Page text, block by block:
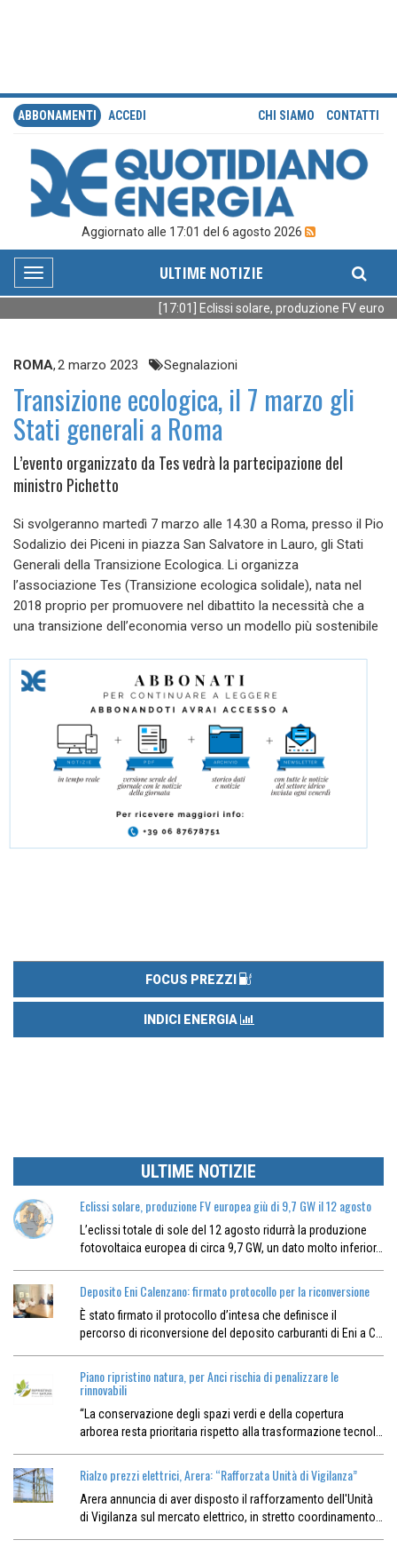
ABBONAMENTI ACCEDI CHI SIAMO CONTATTI
Aggiornato alle 17:01 del 6 agosto 2026
Toggle
navigation
ULTIME NOTIZIE
[17:01] Eclissi solare, produzione FV
ROMA,2 marzo 2023 Segnalazioni
Transizione ecologica, il 7 marzo gli
Stati generali a Roma
L’evento organizzato da Tes vedrà la partecipazione del
ministro Pichetto
Si svolgeranno martedì 7 marzo alle 14.30 a Roma, presso il Pio
Sodalizio dei Piceni in piazza San Salvatore in Lauro, gli Stati
Generali della Transizione Ecologica. Li organizza
l’associazione Tes (Transizione ecologica solidale), nata nel
2018 proprio per promuovere nel dibattito la necessità che a
una transizione dell’economia verso un modello più sostenibile
FOCUS PREZZI
INDICI ENERGIA
ULTIME NOTIZIE
Eclissi solare, produzione FV europea giù di 9,7 GW il 12 agosto
L’eclissi totale di sole del 12 agosto ridurrà la produzione
fotovoltaica europea di circa 9,7 GW, un dato molto inferior…
Deposito Eni Calenzano: firmato protocollo per la riconversione
È stato firmato il protocollo d’intesa che definisce il
percorso di riconversione del deposito carburanti di Eni a C…
Piano ripristino natura, per Anci rischia di penalizzare le
rinnovabili
“La conservazione degli spazi verdi e della copertura
arborea resta prioritaria rispetto alla trasformazione tecnol…
Rialzo prezzi elettrici, Arera: “Rafforzata Unità di Vigilanza”
Arera annuncia di aver disposto il rafforzamento dell'Unità
di Vigilanza sul mercato elettrico, in stretto coordinamento…